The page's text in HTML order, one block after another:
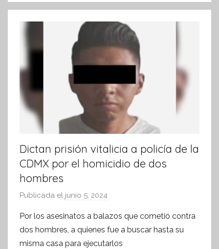
m
a
i
Dictan prisión vitalicia a policía de la
CDMX por el homicidio de dos
hombres
Publicada el junio 5, 2024
r
S
í
Por los asesinatos a balazos que cometió contra
dos hombres, a quienes fue a buscar hasta su
misma casa para ejecutarlos